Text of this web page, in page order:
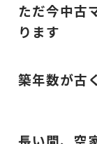
ただ今中古
ります
築年数が古
長い間、空